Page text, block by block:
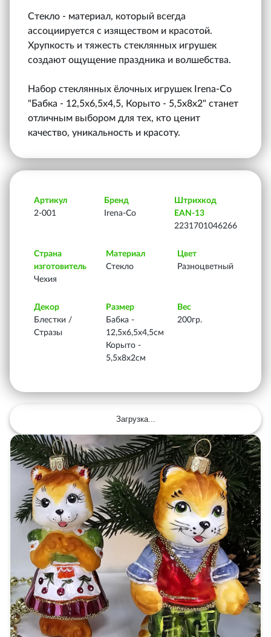
Стекло - материал, который всегда
ассоциируется с изяществом и красотой.
Хрупкость и тяжесть стеклянных игрушек
создают ощущение праздника и волшебства.
Набор стеклянных ёлочных игрушек Irena-Co
"Бабка - 12,5х6,5х4,5, Корыто - 5,5х8х2" станет
отличным выбором для тех, кто ценит
качество, уникальность и красоту.
Артикул
2-001
Бренд
Irena-Co
Штрихкод
EAN-13
2231701046266
Страна
изготовитель
Чехия
Материал
Стекло
Цвет
Разноцветный
Декор
Блестки /
Стразы
Размер
Бабка -
12,5х6,5х4,5см
Корыто -
5,5х8х2см
Вес
200гр.
Загрузка...